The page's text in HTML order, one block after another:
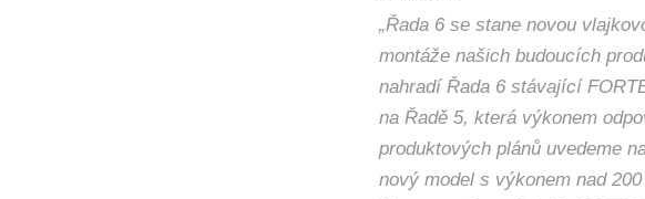
„Řada 6 se stane novou
montáže našich budoucích
nahradí Řada 6 stávající
na Řadě 5, která výkonem
produktových plánů uvedeme
nový model s výkonem nad 200